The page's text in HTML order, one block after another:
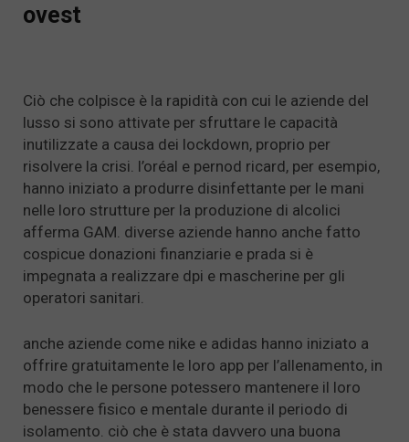
ovest
Ciò che colpisce è la rapidità con cui le aziende del
lusso si sono attivate per sfruttare le capacità
inutilizzate a causa dei lockdown, proprio per
risolvere la crisi. l’oréal e pernod ricard, per esempio,
hanno iniziato a produrre disinfettante per le mani
nelle loro strutture per la produzione di alcolici
afferma GAM. diverse aziende hanno anche fatto
cospicue donazioni finanziarie e prada si è
impegnata a realizzare dpi e mascherine per gli
operatori sanitari.
anche aziende come nike e adidas hanno iniziato a
offrire gratuitamente le loro app per l’allenamento, in
modo che le persone potessero mantenere il loro
benessere fisico e mentale durante il periodo di
isolamento. ciò che è stata davvero una buona